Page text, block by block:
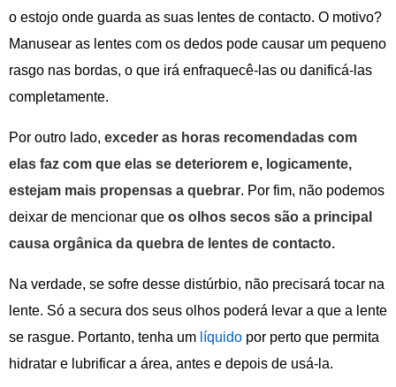
o estojo onde guarda as suas lentes de contacto. O motivo?
Manusear as lentes com os dedos pode causar um pequeno
rasgo nas bordas, o que irá enfraquecê-las ou danificá-las
completamente.
Por outro lado, exceder as horas recomendadas com
elas faz com que elas se deteriorem e, logicamente,
estejam mais propensas a quebrar. Por fim, não podemos
deixar de mencionar que os olhos secos são a principal
causa orgânica da quebra de lentes de contacto.
Na verdade, se sofre desse distúrbio, não precisará tocar na
lente. Só a secura dos seus olhos poderá levar a que a lente
se rasgue. Portanto, tenha um líquido por perto que permita
hidratar e lubrificar a área, antes e depois de usá-la.